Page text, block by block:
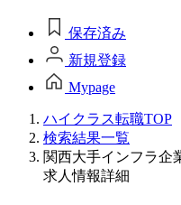
保存済み
新規登録
Mypage
ハイクラス転職TOP
検索結果一覧
関西大手インフラ企
求人情報詳細